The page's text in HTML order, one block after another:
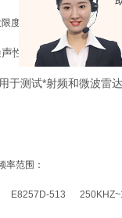
限度降低的测试不确定度使
性能（在10 GHz 载波和
于测试*射频和微波雷
率范围：
513